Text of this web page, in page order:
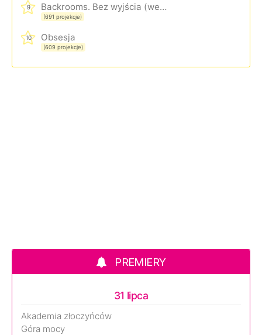
9 Backrooms. Bez wyjścia (wersja rozszerzona)
(691 projekcje)
10 Obsesja
(609 projekcje)
PREMIERY
31 lipca
Akademia złoczyńców
Góra mocy